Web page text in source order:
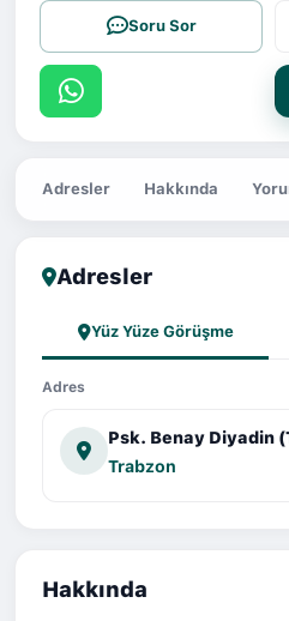
Soru Sor
Adresler Hakkında
Adresler
Yüz Yüze Görüşme
Adres
Psk. Benay Diyadin
Trabzon
Hakkında